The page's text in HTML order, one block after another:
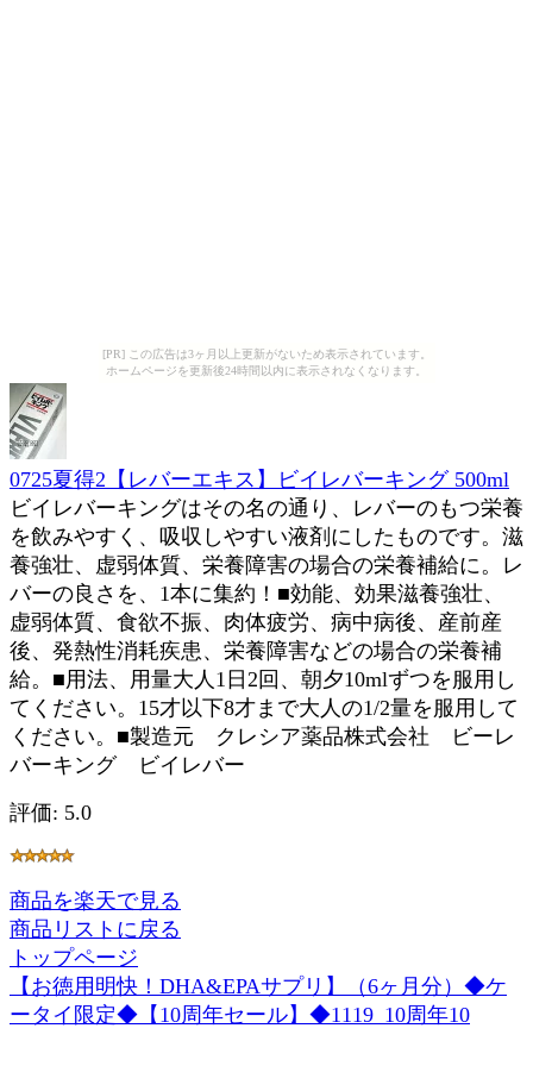
[PR] この広告は3ヶ月以上更新がないため表示されています。
ホームページを更新後24時間以内に表示されなくなります。
0725夏得2【レバーエキス】ビイレバーキング 500ml
ビイレバーキングはその名の通り、レバーのもつ栄養
を飲みやすく、吸収しやすい液剤にしたものです。滋
養強壮、虚弱体質、栄養障害の場合の栄養補給に。レ
バーの良さを、1本に集約！■効能、効果滋養強壮、
虚弱体質、食欲不振、肉体疲労、病中病後、産前産
後、発熱性消耗疾患、栄養障害などの場合の栄養補
給。■用法、用量大人1日2回、朝夕10mlずつを服用し
てください。15才以下8才まで大人の1/2量を服用して
ください。■製造元 クレシア薬品株式会社 ビーレ
バーキング ビイレバー
評価: 5.0
商品を楽天で見る
商品リストに戻る
トップページ
【お徳用明快！DHA&EPAサプリ】（6ヶ月分）◆ケ
ータイ限定◆【10周年セール】◆1119_10周年10